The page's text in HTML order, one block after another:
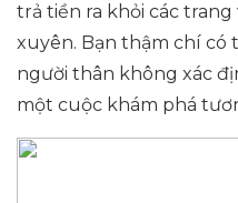
trả tiền ra khỏi các
xuyên. Bạn thậm chí có
người thân không xác
một cuộc khám phá